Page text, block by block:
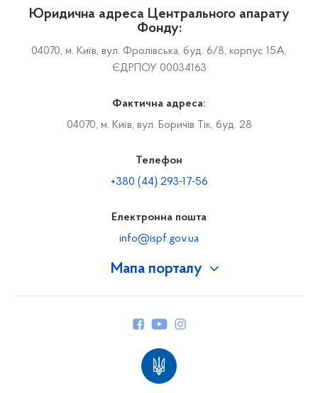
Мапа порталу
Юридична адреса Центрального апарату
Фонду:
04070, м. Київ, вул. Фролівська, буд. 6/8, корпус 15А,
ЄДРПОУ 00034163
Фактична адреса:
04070, м. Київ, вул. Боричів Тік, буд. 28
Телефон
+380 (44) 293-17-56
Електронна пошта
info@ispf.gov.ua